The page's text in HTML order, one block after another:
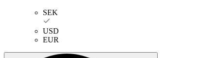
SEK
USD
EUR